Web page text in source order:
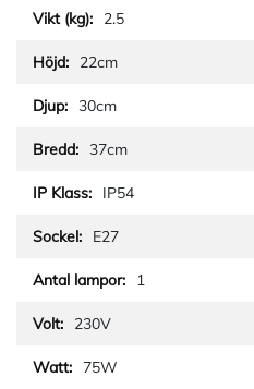
2.5
22cm
30cm
37cm
IP54
E27
1
230V
75W